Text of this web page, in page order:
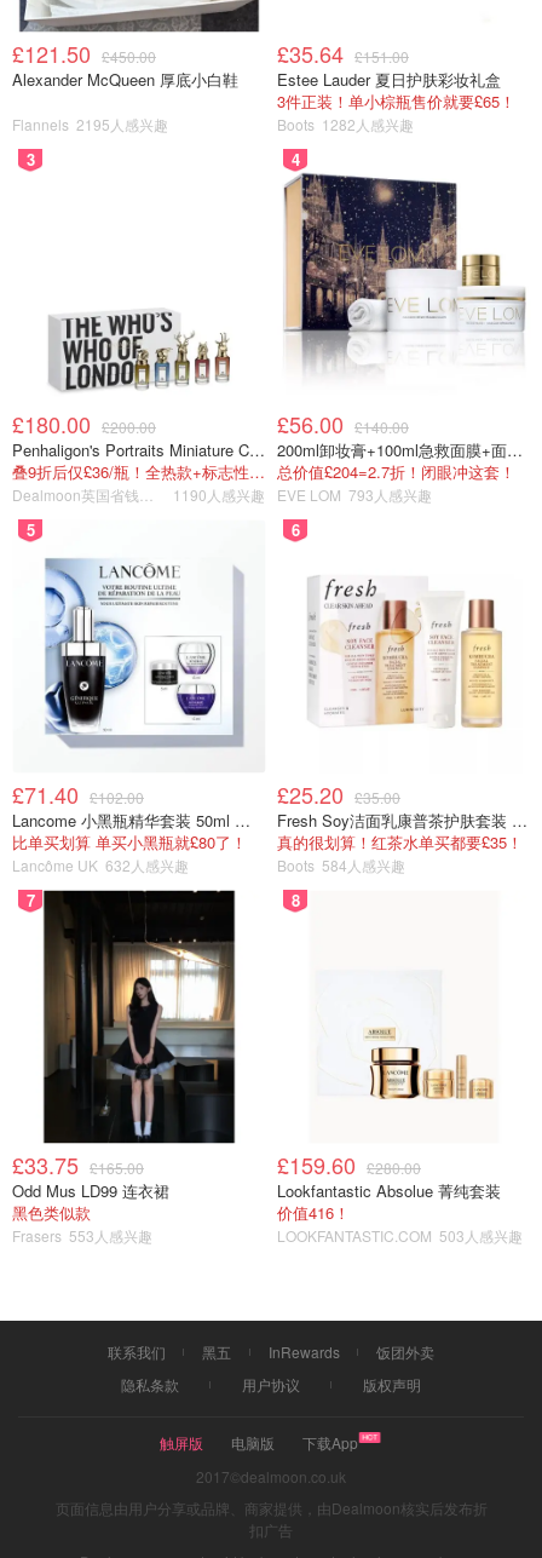
喜欢带黄帽子穿黄衣服的男人生活在一起，以及他们在生活
中发生的各种各样的事情，有信息也有趣味，可以挖掘小朋
友探索世界的兴趣。
🧗‍♂️适合年龄段: 这套小猴子有很多系列，有入门级的简单点
的绘本，也有长长的故事，看家里小朋友的需要购买即可。
🧛‍♂️ There was an old lady系列
🧗‍♂️推荐原因: 这套书角度比较新奇，比如她其实想堆个雪
人，故事会说她吞了什么东西到肚子里，又吞了什么东西到
肚子里，就是把堆雪人需要的东西都吞了，然后太饱了就打
个喷嚏喷出来，然后就形成了一个雪人的形状啦。
🧗‍♂️适合年龄段: 同Pete the Cat
£121.50 £450.00
Alexander McQueen 厚底小白鞋
Flannels 2195人感兴趣
£35.64 £151.00
Estee Lauder 夏日护肤彩妆礼盒
3件正装！单小棕瓶售价就要£65！
Boots 1282人感兴趣
3
£180.00 £200.00
Penhaligon's Portraits Miniature Collection 香氛套装 5瓶装
叠9折后仅£36/瓶！全热款+标志性兽首头
1190人感兴趣
4
£56.00 £140.00
200ml卸妆膏+100ml急救面膜+面霜+洁颜布
总价值£204=2.7折！闭眼冲这套！
EVE LOM 793人感兴趣
5
£71.40 £102.00
Lancome 小黑瓶精华套装 50ml 价值£162
比单买划算 单买小黑瓶就£80了！
Lancôme UK 632人感兴趣
6
£25.20 £35.00
Fresh Soy洁面乳康普茶护肤套装 100ml
真的很划算！红茶水单买都要£35！
Boots 584人感兴趣
7
£33.75 £165.00
Odd Mus LD99 连衣裙
黑色类似款
Frasers 553人感兴趣
8
£159.60 £280.00
Lookfantastic Absolue 菁纯套装
价值416！
LOOKFANTASTIC.COM 503人感兴趣
联系我们 黑五 InRewards
饭团外卖
隐私条款
用户协议 版权声明
触屏版 电脑版
下载App
2017©dealmoon.co.uk
页面信息由用户分享或品牌、商家提供，由Dealmoon核实后发布折
扣广告